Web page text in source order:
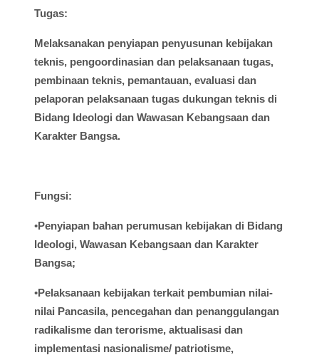
Tugas:
Melaksanakan penyiapan penyusunan kebijakan
teknis, pengoordinasian dan pelaksanaan tugas,
pembinaan teknis, pemantauan, evaluasi dan
pelaporan pelaksanaan tugas dukungan teknis di
Bidang Ideologi dan Wawasan Kebangsaan dan
Karakter Bangsa.
Fungsi:
•Penyiapan bahan perumusan kebijakan di Bidang
Ideologi, Wawasan Kebangsaan dan Karakter
Bangsa;
•Pelaksanaan kebijakan terkait pembumian nilai-
nilai Pancasila, pencegahan dan penanggulangan
radikalisme dan terorisme, aktualisasi dan
implementasi nasionalisme/ patriotisme,